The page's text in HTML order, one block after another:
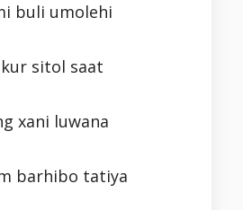
buli umolehi
sitol saat
xani luwana
barhibo tatiya